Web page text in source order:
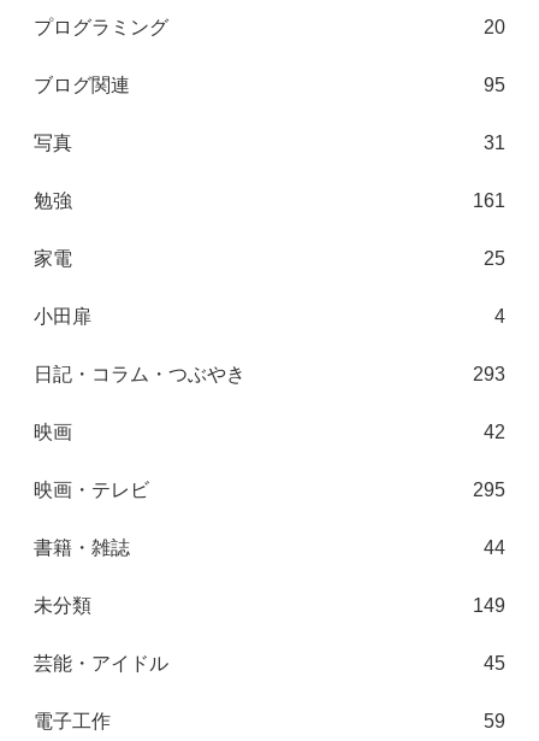
プログラミング 20
ブログ関連 95
写真 31
勉強 161
家電 25
小田扉 4
日記・コラム・つぶやき 293
映画 42
映画・テレビ 295
書籍・雑誌 44
未分類 149
芸能・アイドル 45
電子工作 59